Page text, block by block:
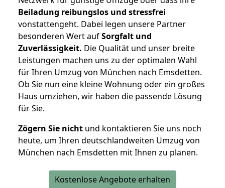
Beiladung reibungslos und stressfrei
vonstattengeht. Dabei legen unsere Partner
besonderen Wert aufSorgfalt und
Zuverlässigkeit. Die Qualität und unser breite
Leistungen machen uns zu der optimalen Wahl
für Ihren Umzug von München nach Emsdetten.
Ob Sie nun eine kleine Wohnung oder ein großes
Haus umziehen, wir haben die passende Lösung
für Sie.
Zögern Sie nicht und kontaktieren Sie uns noch
heute, um Ihren deutschlandweiten Umzug von
München nach Emsdetten mit Ihnen zu planen.
Kostenlose Angebote erhalten